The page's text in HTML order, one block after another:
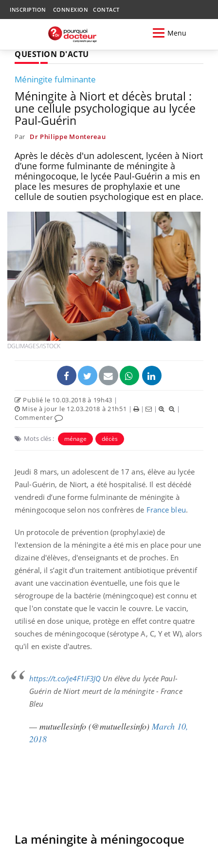
INSCRIPTION CONNEXION CONTACT
Menu
QUESTION D'ACTU
Méningite fulminante
Méningite à Niort et décès brutal :
une cellule psychologique au lycée
Paul-Guérin
Par Dr Philippe Montereau
Après le décès d'un adolescent, lycéen à Niort
d’une forme fulminante de méningite à
méningocoque, le lycée Paul-Guérin a mis en
place les mesures de prophylaxie et une
cellule de soutien psychologique est en place.
DGLIMAGES/ISTOCK
Publié le 10.03.2018 à 19h43 |
Mise à jour le 12.03.2018 à 21h51 | | |
|
Commenter
Mots clés : ménage décès
Jeudi 8 mars, un adolescent de 17 ans, élève au lycée
Paul-Guérin, de Niort, a été hospitalisé. Il est décédé
vendredi d’une forme fulminante de méningite à
méningocoque selon nos confrères de France bleu.
Un protocole de prévention (prophylaxie) de
l'extension de la méningite a été mis en place pour une
dizaine d'élèves, d'enseignants et de proches. En
général, il s’agit d’un traitement antibiotique préventif
avant une vaccination éventuelle, une fois que le
sérogroupe de la bactérie (méningcoque) est connu et
que l'on constate que le vaccin le couvre. Le vaccin,
utilisé en dose unique, protège en effet contre quatre
souches de méningocoque (sérotype A, C, Y et W), alors
qu'il en existe d'autres.
https://t.co/je4F1iF3JQ Un élève du lycée Paul-
Guérin de Niort meurt de la méningite - France
Bleu
— mutuellesinfo (@mutuellesinfo) March 10,
2018
La méningite à méningocoque